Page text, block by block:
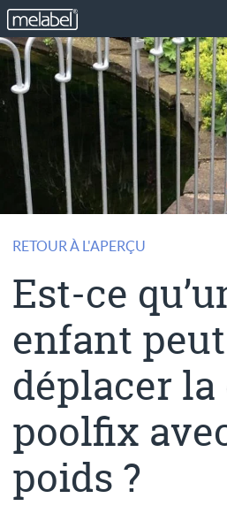
RETOUR À L'APERÇU
Est-ce
enfant peut
déplacer
poolfix
poids ?